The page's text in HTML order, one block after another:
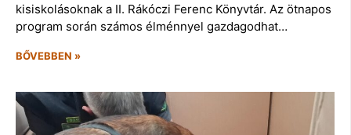
kisiskolásoknak a II. Rákóczi Ferenc Könyvtár. Az ötnapos
program során számos élménnyel gazdagodhat…
BŐVEBBEN »